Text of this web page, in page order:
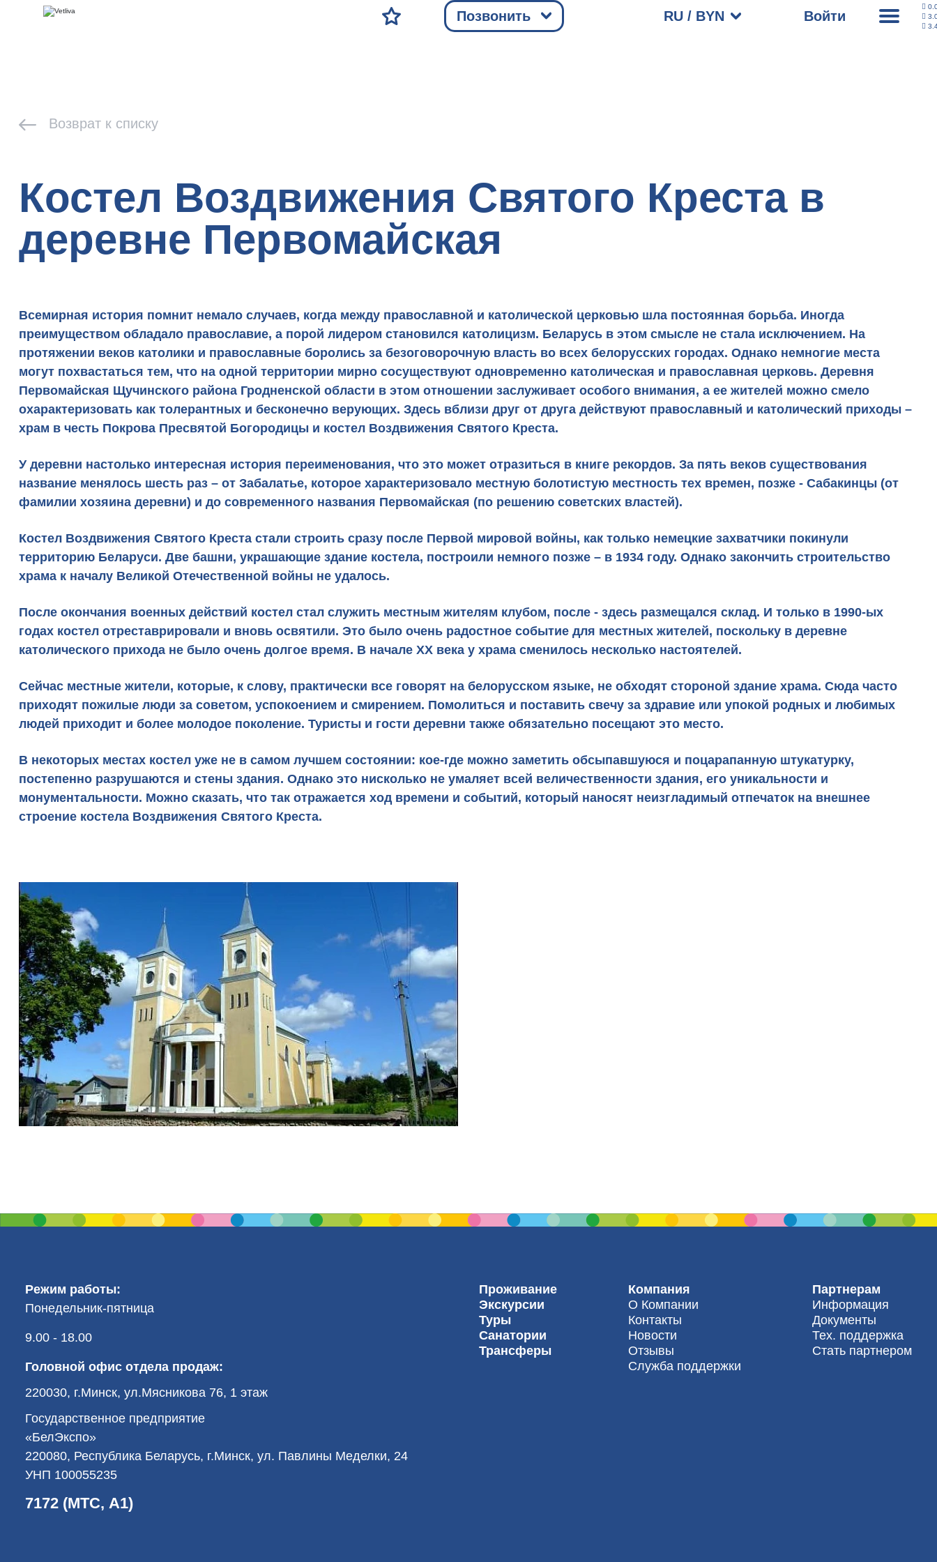
Позвонить RU / BYN Войти
Возврат к списку
Костел Воздвижения Святого Креста в
деревне Первомайская
Всемирная история помнит немало случаев, когда между православной и католической церковью шла постоянная борьба. Иногда
преимуществом обладало православие, а порой лидером становился католицизм. Беларусь в этом смысле не стала исключением. На
протяжении веков католики и православные боролись за безоговорочную власть во всех белорусских городах. Однако немногие места
могут похвастаться тем, что на одной территории мирно сосуществуют одновременно католическая и православная церковь. Деревня
Первомайская Щучинского района Гродненской области в этом отношении заслуживает особого внимания, а ее жителей можно смело
охарактеризовать как толерантных и бесконечно верующих. Здесь вблизи друг от друга действуют православный и католический приходы –
храм в честь Покрова Пресвятой Богородицы и костел Воздвижения Святого Креста.
У деревни настолько интересная история переименования, что это может отразиться в книге рекордов. За пять веков существования
название менялось шесть раз – от Забалатье, которое характеризовало местную болотистую местность тех времен, позже - Сабакинцы (от
фамилии хозяина деревни) и до современного названия Первомайская (по решению советских властей).
Костел Воздвижения Святого Креста стали строить сразу после Первой мировой войны, как только немецкие захватчики покинули
территорию Беларуси. Две башни, украшающие здание костела, построили немного позже – в 1934 году. Однако закончить строительство
храма к началу Великой Отечественной войны не удалось.
После окончания военных действий костел стал служить местным жителям клубом, после - здесь размещался склад. И только в 1990-ых
годах костел отреставрировали и вновь освятили. Это было очень радостное событие для местных жителей, поскольку в деревне
католического прихода не было очень долгое время. В начале XX века у храма сменилось несколько настоятелей.
Сейчас местные жители, которые, к слову, практически все говорят на белорусском языке, не обходят стороной здание храма. Сюда часто
приходят пожилые люди за советом, успокоением и смирением. Помолиться и поставить свечу за здравие или упокой родных и любимых
людей приходит и более молодое поколение. Туристы и гости деревни также обязательно посещают это место.
В некоторых местах костел уже не в самом лучшем состоянии: кое-где можно заметить обсыпавшуюся и поцарапанную штукатурку,
постепенно разрушаются и стены здания. Однако это нисколько не умаляет всей величественности здания, его уникальности и
монументальности. Можно сказать, что так отражается ход времени и событий, который наносят неизгладимый отпечаток на внешнее
строение костела Воздвижения Святого Креста.
Режим работы:
Понедельник-пятница
9.00 - 18.00
Головной офис отдела продаж:
220030, г.Минск, ул.Мясникова 76, 1 этаж
Государственное предприятие
«БелЭкспо»
220080, Республика Беларусь, г.Минск, ул. Павлины Меделки, 24
УНП 100055235
7172 (МТС, А1)
Проживание
Экскурсии
Туры
Санатории
Трансферы
Компания
О Компании
Контакты
Новости
Отзывы
Служба поддержки
Партнерам
Информация
Документы
Тех. поддержка
Стать партнером